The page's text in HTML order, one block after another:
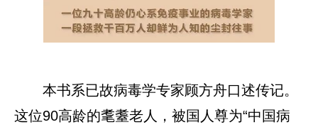
本书系已故病毒学专家顾方舟口述传记。
这位90高龄的耄耋老人，被国人尊为“中国病